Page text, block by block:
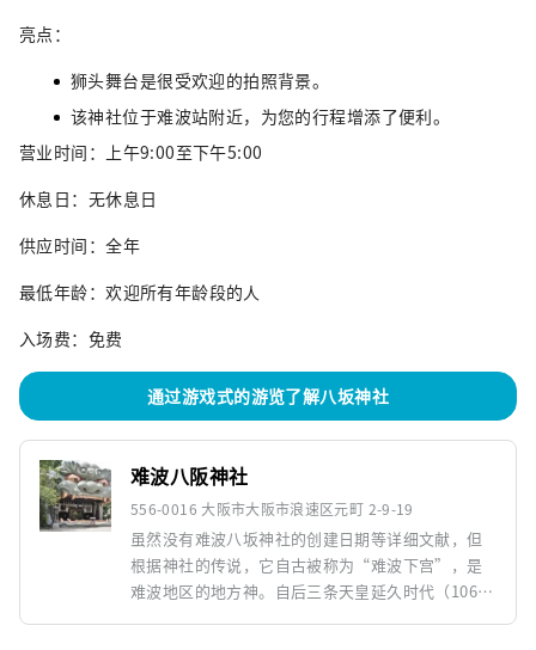
亮点：
狮头舞台是很受欢迎的拍照背景。
该神社位于难波站附近，为您的行程增添了便利。
营业时间：上午9:00至下午5:00
休息日：无休息日
供应时间：全年
最低年龄：欢迎所有年龄段的人
入场费：免费
通过游戏式的游览了解八坂神社
难波八阪神社
556-0016 大阪市大阪市浪速区元町 2-9-19
虽然没有难波八坂神社的创建日期等详细文献，但
根据神社的传说，它自古被称为“难波下宫”，是
难波地区的地方神。自后三条天皇延久时代（1069